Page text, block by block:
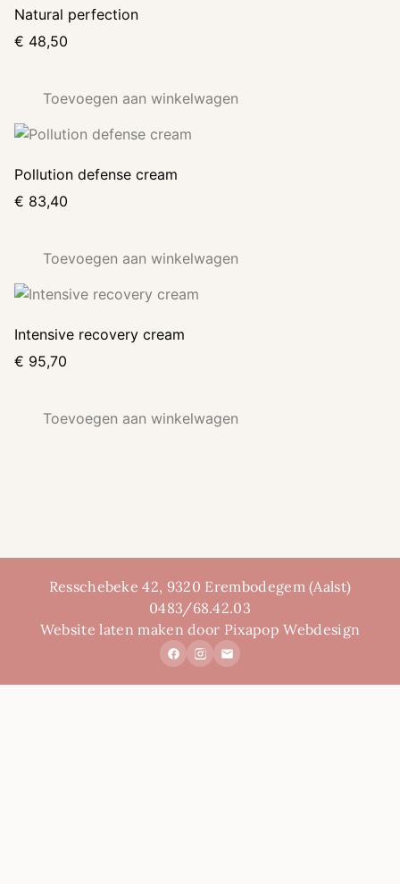
Natural perfection
€ 48,50
Toevoegen aan winkelwagen
Pollution defense cream
€ 83,40
Toevoegen aan winkelwagen
Intensive recovery cream
€ 95,70
Toevoegen aan winkelwagen
Resschebeke 42, 9320 Erembodegem (Aalst)
0483/68.42.03
Website laten maken door Pixapop Webdesign